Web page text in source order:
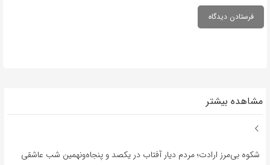
مشاهده بیشتر
شکوه بی‌مرز ارادت؛ مردم دیار آفتاب در یکصد و پنجاه‌ونهمین شب عاشقی